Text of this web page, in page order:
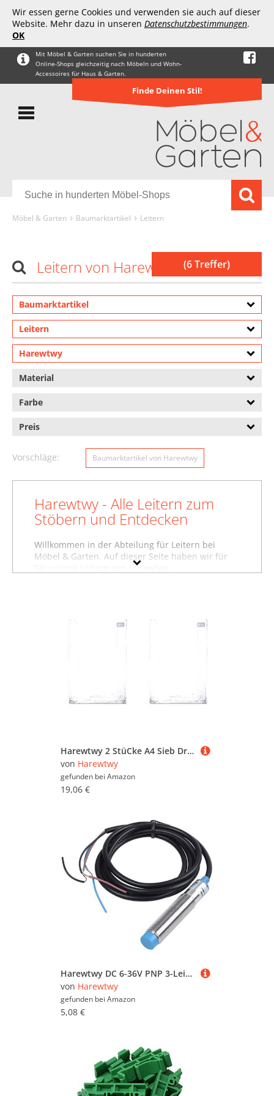
Wir essen gerne Cookies und verwenden sie auch auf dieser
Website. Mehr dazu in unseren Datenschutzbestimmungen.
OK
Mit Möbel & Garten suchen Sie in hunderten
Online-Shops gleichzeitig nach Möbeln und Wohn-
Accessoires für Haus & Garten.
Finde Deinen Stil!
Möbel & Garten Baumarktartikel Leitern
(6 Treffer)
Leitern von Harewtwy
Baumarktartikel
Leitern
Harewtwy
Material
Farbe
Preis
Vorschläge: Baumarktartikel von Harewtwy
Harewtwy - Alle Leitern zum
Stöbern und Entdecken
Willkommen in der Abteilung für Leitern bei
Möbel & Garten. Auf dieser Seite haben wir für
Sie unsere Leitern von Harewtwy
Möbelsortiment sämtlicher Leitern. Oder suchen
Leitern von anderen Marken ansehen und in
bestimmten Preiskategorien sowie nach
reduzierten Angeboten suchen. Lassen Sie sich
Harewtwy 2 StüCke A4 Sieb Druck Aluminium Rahmen Gestreckt 120T Sieb Druck Polyester Sieb für Leiter Platten
von Harewtwy
gefunden bei Amazon
19,06 €
Harewtwy DC 6-36V PNP 3-Leiter 4 mm Zylinder Naeherungssensor Naeherungsschalter LJ12A3-4-Z/BY
von Harewtwy
gefunden bei Amazon
5,08 €